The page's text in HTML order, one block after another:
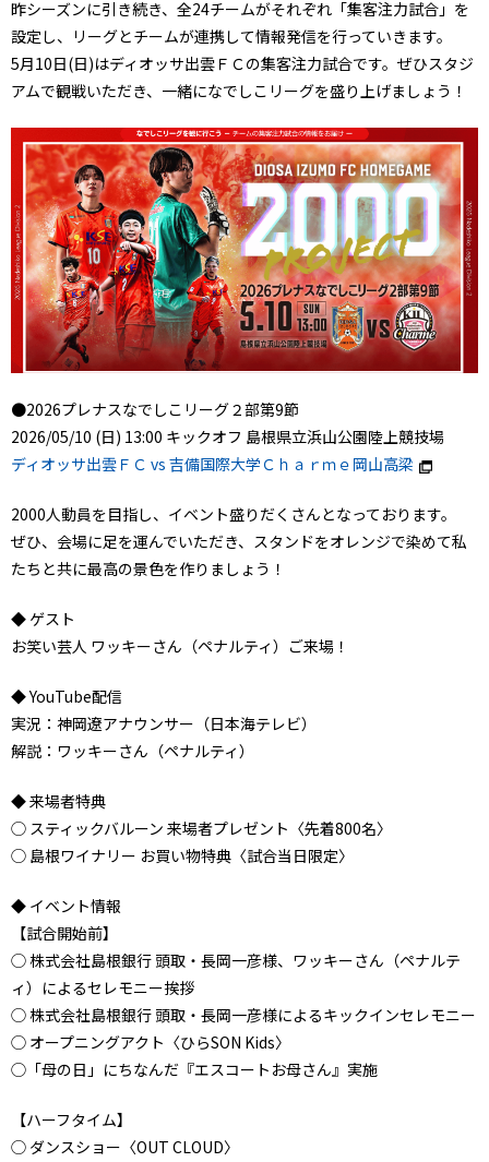
昨シーズンに引き続き、全24チームがそれぞれ「集客注力試合」を
設定し、リーグとチームが連携して情報発信を行っていきます。
5月10日(日)はディオッサ出雲ＦＣの集客注力試合です。ぜひスタジ
アムで観戦いただき、一緒になでしこリーグを盛り上げましょう！
●2026プレナスなでしこリーグ２部第9節
2026/05/10 (日) 13:00 キックオフ 島根県立浜山公園陸上競技場
ディオッサ出雲ＦＣ vs 吉備国際大学Ｃｈａｒｍｅ岡山高梁
2000人動員を目指し、イベント盛りだくさんとなっております。
ぜひ、会場に足を運んでいただき、スタンドをオレンジで染めて私
たちと共に最高の景色を作りましょう！
◆ ゲスト
お笑い芸人 ワッキーさん（ペナルティ）ご来場！
◆ YouTube配信
実況：神岡遼アナウンサー（日本海テレビ）
解説：ワッキーさん（ペナルティ）
◆ 来場者特典
◯ スティックバルーン 来場者プレゼント〈先着800名〉
◯ 島根ワイナリー お買い物特典〈試合当日限定〉
◆ イベント情報
【試合開始前】
◯ 株式会社島根銀行 頭取・長岡一彦様、ワッキーさん（ペナルテ
ィ）によるセレモニー挨拶
◯ 株式会社島根銀行 頭取・長岡一彦様によるキックインセレモニー
◯ オープニングアクト〈ひらSON Kids〉
◯「母の日」にちなんだ『エスコートお母さん』実施
【ハーフタイム】
◯ ダンスショー〈OUT CLOUD〉